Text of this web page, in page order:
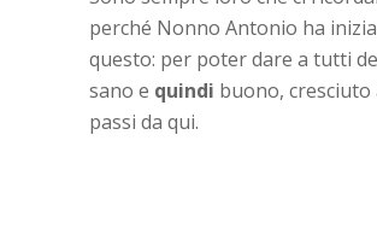
perché Nonno Antonio ha
questo: per poter dare a tutti
sano e quindi buono, cresciuto
passi da qui.